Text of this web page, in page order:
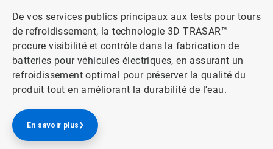
De vos services publics principaux aux tests pour tours
de refroidissement, la technologie 3D TRASAR™
procure visibilité et contrôle dans la fabrication de
batteries pour véhicules électriques, en assurant un
refroidissement optimal pour préserver la qualité du
produit tout en améliorant la durabilité de l'eau.
En savoir plus